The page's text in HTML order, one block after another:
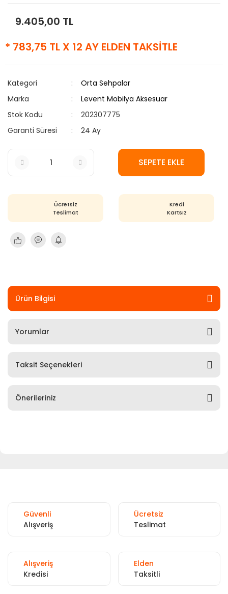
9.405,00 TL
* 783,75 TL X 12 AY ELDEN TAKSİTLE
Kategori
Orta Sehpalar
Marka
Levent Mobilya Aksesuar
Stok Kodu
202307775
Garanti Süresi
24 Ay
SEPETE EKLE
Ücretsiz
Teslimat
Kredi
Kartsız
Ürün Bilgisi
Yorumlar
Taksit Seçenekleri
Önerileriniz
Güvenli
Alışveriş
Ücretsiz
Teslimat
Alışveriş
Kredisi
Elden
Taksitli